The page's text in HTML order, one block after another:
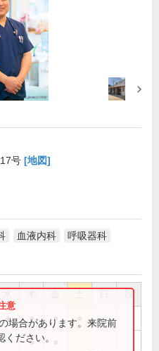
号 [地図]
血液内科 呼吸器科
祝
● ● ●
●
場合があります。来院前
ださい。